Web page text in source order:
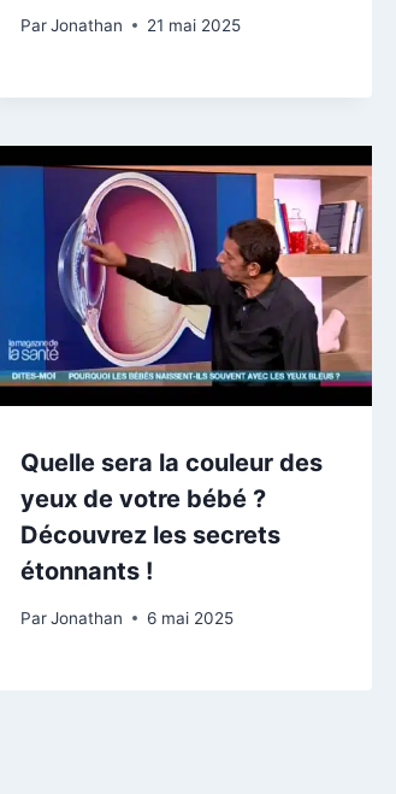
Par Jonathan 21 mai 2025
Quelle sera la couleur des
yeux de votre bébé ?
Découvrez les secrets
étonnants !
Par Jonathan 6 mai 2025